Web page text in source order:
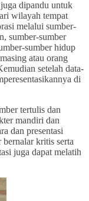
dipandu untuk
wilayah tempat
melalui sumber-
sumber-sumber
sumber hidup
atau orang
setelah data-
di
tertulis dan
mandiri dan
dan presentasi
bernalar kritis serta
juga dapat melatih